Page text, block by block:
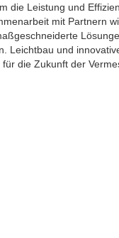
die Leistung und
mit Partnern
Leichtbau und
die Zukunft der